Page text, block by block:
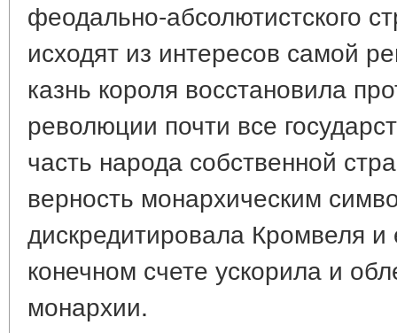
феодально-абсолютистского
исходят из интересов самой
казнь короля восстановила
революции почти все
часть народа собственной
верность монархическим
дискредитировала Кромвеля и
конечном счете ускорила и
монархии.